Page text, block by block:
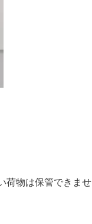
荷物は保管できませ